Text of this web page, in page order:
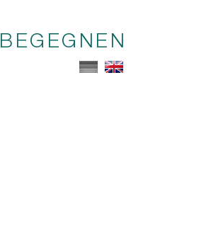
BEGEGNEN